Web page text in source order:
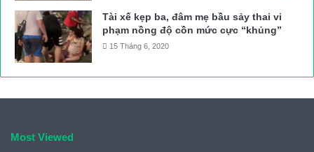
Tài xế kẹp ba, đâm mẹ bầu sảy thai vi
phạm nồng độ cồn mức cực “khủng”
15 Tháng 6, 2020
Most Viewed